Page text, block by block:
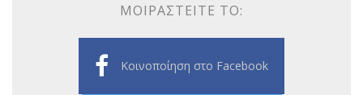
ΜΟΙΡΑΣΤΕΊΤΕ ΤΟ:
Κοινοποίηση στο Facebook